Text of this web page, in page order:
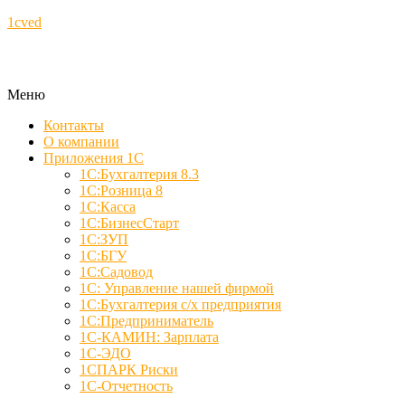
1cved
Меню
Контакты
О компании
Приложения 1С
1С:Бухгалтерия 8.3
1С:Розница 8
1С:Касса
1С:БизнесСтарт
1С:ЗУП
1С:БГУ
1С:Садовод
1С: Управление нашей фирмой
1С:Бухгалтерия с/х предприятия
1С:Предприниматель
1С-КАМИН: Зарплата
1С-ЭДО
1СПАРК Риски
1С-Отчетность